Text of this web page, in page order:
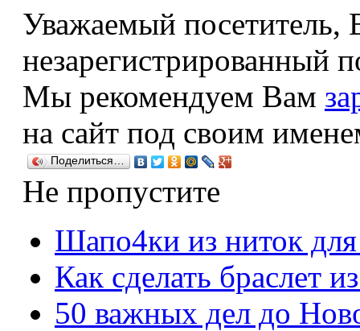
Уважаемый посетитель,
незарегистрированный
Мы рекомендуем Вам
на сайт под своим
Поделиться…
Не пропустите
Шапо4ки из ниток для
Как сделать браслет
50 важных дел до